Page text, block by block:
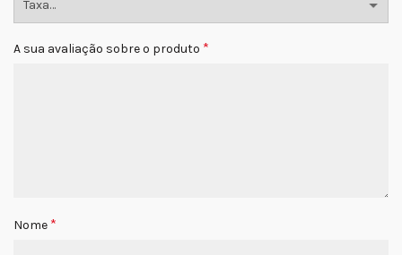
A sua avaliação sobre o produto *
Nome *